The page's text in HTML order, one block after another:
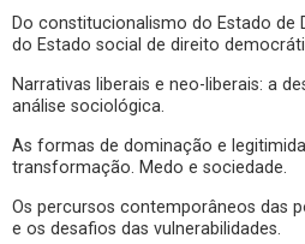
Do constitucionalismo do Estado de
do Estado social de direito
Narrativas liberais e neo-liberais: a
análise sociológica.
As formas de dominação e
transformação. Medo e sociedade.
Os percursos contemporâneos das
e os desafios das vulnerabilidades.